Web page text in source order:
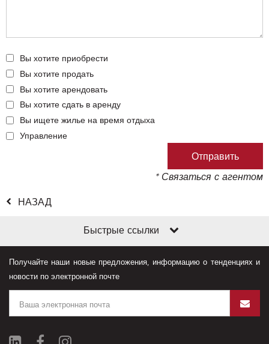
Вы хотите приобрести
Вы хотите продать
Вы хотите арендовать
Вы хотите сдать в аренду
Вы ищете жилье на время отдыха
Управление
* Связаться с агентом
НАЗАД
Быстрые ссылки
Получайте наши новые предложения, информацию о тенденциях и
новости по электронной почте
файлами cookie
файлы cookie, чтобы улучшить ваше восприятие